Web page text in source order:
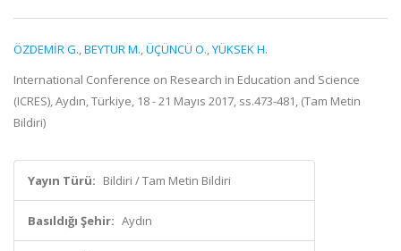
ÖZDEMİR G.,BEYTUR M.,ÜÇÜNCÜ O.,YÜKSEK H.
International Conference on Research in Education and Science
(ICRES), Aydın, Türkiye, 18 - 21 Mayıs 2017, ss.473-481, (Tam Metin
Bildiri)
Yayın Türü: Bildiri / Tam Metin Bildiri
Basıldığı Şehir: Aydın